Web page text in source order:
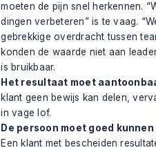
moeten de pijn snel herkennen.
dingen verbeteren” is te vaag.
gebrekkige overdracht tussen
konden de waarde niet aan
is bruikbaar.
Het resultaat moet
klant geen bewijs kan delen,
in vage lof.
De persoon moet goed
Een klant met bescheiden